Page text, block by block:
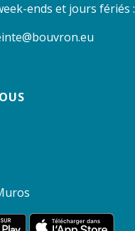
ends et jours fériés :